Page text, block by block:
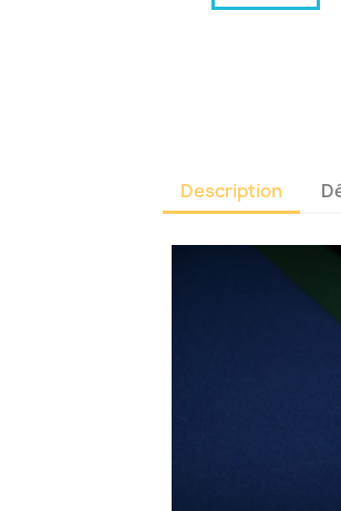
Description